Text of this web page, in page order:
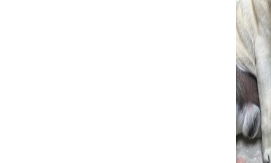
Сохранить моё имя, email и адрес сайта в этом браузере